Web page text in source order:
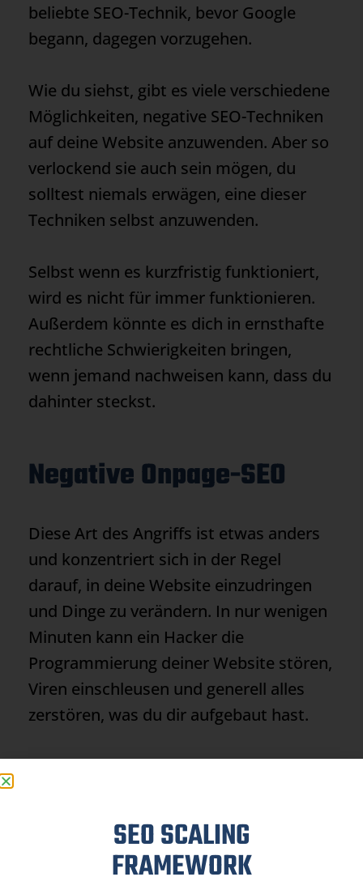
beliebte SEO-Technik, bevor Google
begann, dagegen vorzugehen.
Wie du siehst, gibt es viele verschiedene
Möglichkeiten, negative SEO-Techniken
auf deine Website anzuwenden. Aber so
verlockend sie auch sein mögen, du
solltest niemals erwägen, eine dieser
Techniken selbst anzuwenden.
Selbst wenn es kurzfristig funktioniert,
wird es nicht für immer funktionieren.
Außerdem könnte es dich in ernsthafte
rechtliche Schwierigkeiten bringen,
wenn jemand nachweisen kann, dass du
dahinter steckst.
Negative Onpage-SEO
Diese Art des Angriffs ist etwas anders
und konzentriert sich in der Regel
darauf, in deine Website einzudringen
und Dinge zu verändern. In nur wenigen
Minuten kann ein Hacker die
Programmierung deiner Website stören,
Viren einschleusen und generell alles
zerstören, was du dir aufgebaut hast.
Die wirklichen Bedrohungen sind jedoch
Ändern der Robots.txt:
SEO SCALING
FRAMEWORK